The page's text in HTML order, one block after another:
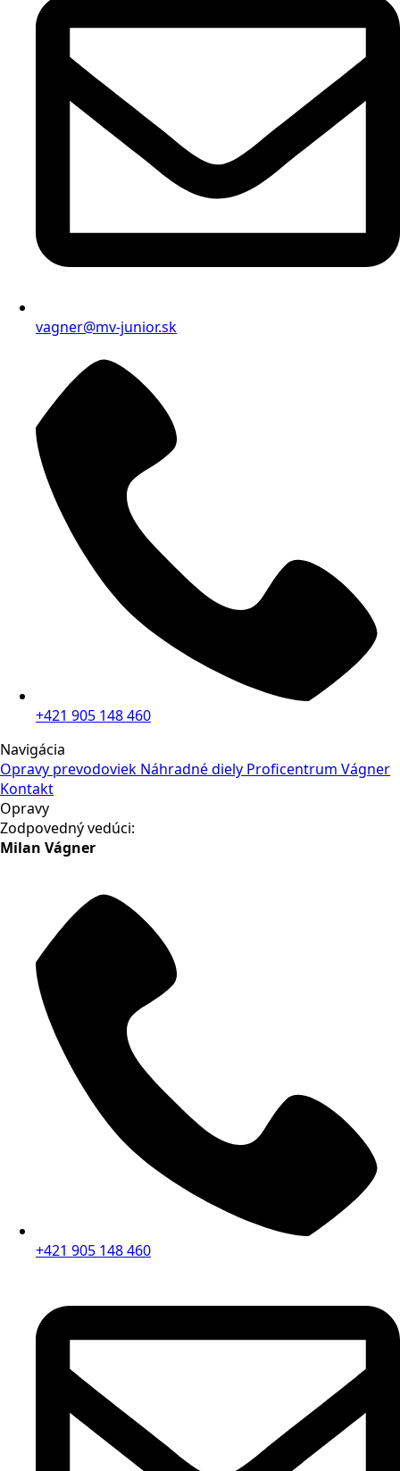
vagner@mv-junior.sk
+421 905 148 460
Navigácia
Opravy prevodoviek Náhradné diely Proficentrum Vágner
Kontakt
Opravy
Zodpovedný vedúci:
Milan Vágner
+421 905 148 460